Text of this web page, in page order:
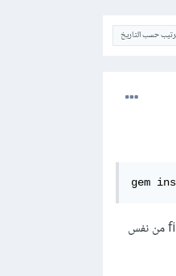
حسب التاريخ
gem
ومن ثم نستدعي الوحدة ونستخدمها في الحصول على معلومات حول نوع الملف الذي قمنا بتمريره إلى تابع file من نفس